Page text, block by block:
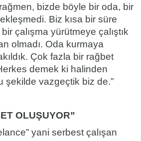
bizde böyle bir oda, bir
Biz kısa bir süre
çalışma yürütmeye çalıştık
olmadı. Oda kurmaya
Çok fazla bir rağbet
demek ki halinden
şekilde vazgeçtik biz de.”
OLUŞUYOR”
yani serbest çalışan